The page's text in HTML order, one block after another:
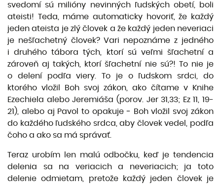
svedomí sú milióny nevinných ľudských obetí, boli
ateisti! Teda, máme automaticky hovoriť, že každý
jeden ateista je zlý človek a že každý jeden neveriaci
je nešľachetný človek? Vari nepoznáme z jedného
i druhého tábora tých, ktorí sú veľmi šľachetní a
zároveň aj takých, ktorí šľachetní nie sú?! To nie je
o delení podľa viery. To je o ľudskom srdci, do
ktorého vložil Boh svoj zákon, ako čítame v Knihe
Ezechiela alebo Jeremiáša (porov. Jer 31,33; Ez 11, 19-
21), alebo aj Pavol to opakuje ‒ Boh vložil svoj zákon
do každého ľudského srdca, aby človek vedel, podľa
čoho a ako sa má správať.
Teraz urobím len malú odbočku, keď je tendencia
delenia sa na veriacich a neveriacich; ja toto
delenie odmietam, pretože každý jeden človek je